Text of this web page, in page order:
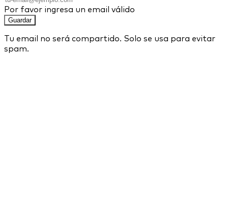
Por favor ingresa un email válido
Guardar
Tu email no será compartido. Solo se usa para evitar
spam.